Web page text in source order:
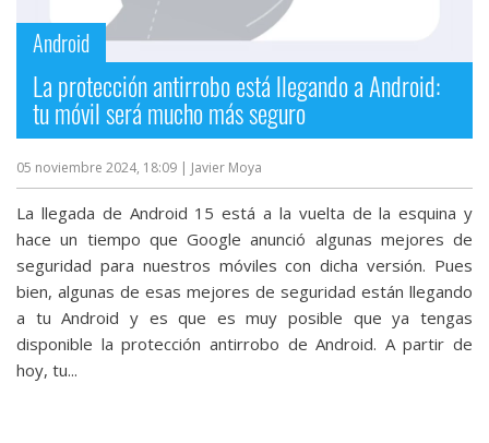
Android
La protección antirrobo está llegando a Android:
tu móvil será mucho más seguro
05 noviembre 2024, 18:09 | Javier Moya
La llegada de Android 15 está a la vuelta de la esquina y
hace un tiempo que Google anunció algunas mejores de
seguridad para nuestros móviles con dicha versión. Pues
bien, algunas de esas mejores de seguridad están llegando
a tu Android y es que es muy posible que ya tengas
disponible la protección antirrobo de Android. A partir de
hoy, tu...